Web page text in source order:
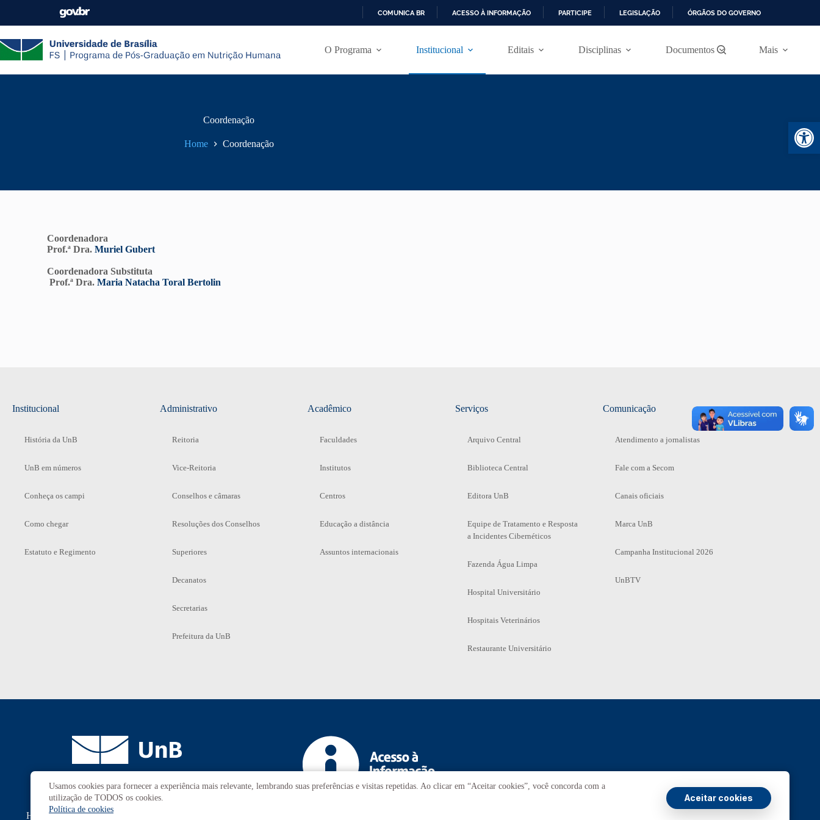
R
COMUNICA BR ACESSO À INFORMAÇÃO PARTICIPE LEGISLAÇÃO ÓRGÃOS DO GOVERNO
O Programa Institucional Editais Disciplinas Documentos Mais
Coordenação
Home Coordenação
Coordenadora
Prof.ª Dra.Muriel Gubert
Coordenadora Substituta
Prof.ª Dra.Maria Natacha Toral Bertolin
Institucional
História da UnB
UnB em números
Conheça os campi
Como chegar
Estatuto e Regimento
Administrativo
Reitoria
Vice-Reitoria
Conselhos e câmaras
Resoluções dos Conselhos
Superiores
Decanatos
Secretarias
Prefeitura da UnB
Acadêmico
Faculdades
Institutos
Centros
Educação a distância
Assuntos internacionais
Serviços
Arquivo Central
Biblioteca Central
Editora UnB
Equipe de Tratamento e Resposta
a Incidentes Cibernéticos
Fazenda Água Limpa
Hospital Universitário
Hospitais Veterinários
Restaurante Universitário
Comunicação
Atendimento a jornalistas
Fale com a Secom
Canais oficiais
Marca UnB
Campanha Institucional 2026
UnBTV
Campus Universitário Darcy Ribeiro
Brasília-DF | CEP 70910-900
Horário de funcionamento: de 2ª a 6ª, das 7h às 23h.
Transparência e Prestação de Contas
Usamos cookies para fornecer a experiência mais relevante, lembrando suas preferências e visitas repetidas. Ao clicar em “Aceitar cookies”, você concorda com a
utilização de TODOS os cookies.
Política de cookies
Aceitar cookies